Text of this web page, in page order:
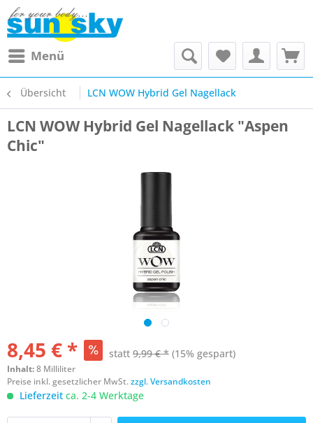
Menü
Übersicht LCN WOW Hybrid Gel Nagellack
LCN WOW Hybrid Gel Nagellack "Aspen
Chic"
8,45 € * statt 9,99 € * (15% gespart)
Inhalt:8 Milliliter
Preise inkl. gesetzlicher MwSt.zzgl. Versandkosten
Lieferzeit ca. 2-4 Werktage